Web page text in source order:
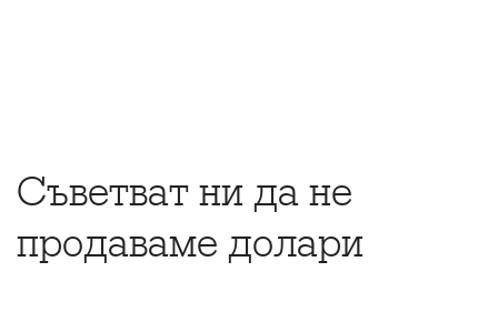
Съветват ни да не
продаваме долари